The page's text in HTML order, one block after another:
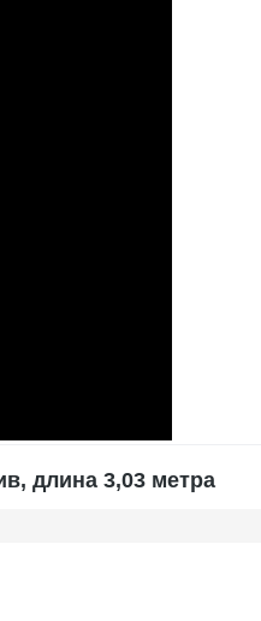
длина 3,03 метра